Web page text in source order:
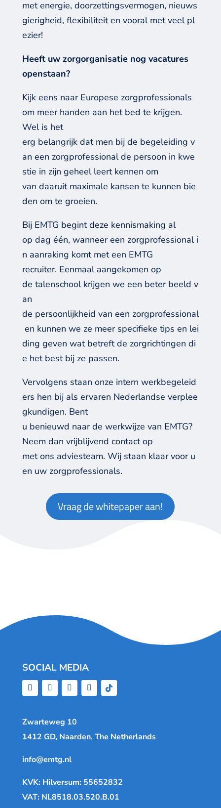
met energie, doorzettingsvermogen, nieuws
gierigheid, flexibiliteit en vooral met veel pl
ezier!
Heeft uw zorgorganisatie nog vacatures
openstaan?
Kijk eens naar Europese zorgprofessionals
om meer handen aan het bed te krijgen.
Wel is het
erg belangrijk dat men bij de begeleiding v
an een zorgprofessional de persoon in kwe
stie in zijn geheel leert kennen om
van daaruit maximale kansen te kunnen bie
den om te groeien.
Bij EMTG begint deze kennismaking al
op dag één, wanneer een zorgprofessional i
n aanraking komt met een EMTG
recruiter. Eenmaal aangekomen op
de talenschool krijgen we een beter beeld v
an
de persoonlijkheid van een zorgprofessional
en kunnen we ze meer specifieke tips en lei
ding geven wat betreft de zorgrichtingen di
e het best bij ze passen.
Vervolgens staan onze intern werkbegeleid
ers hen bij als ervaren Nederlandse verplee
gkundigen. Bent
u benieuwd naar de werkwijze van EMTG?
Neem dan vrijblijvend contact op
met ons adviesteam. Wij staan klaar voor u
en uw zorgprofessionals.
Vraag de whitepaper aan!
SOCIAL MEDIA
Zwarteweg 10
1412 GD, Naarden, The Netherlands
info@emtg.nl
KVK: Hilversum: 55652832
VAT: NL8518.03.520.B.01